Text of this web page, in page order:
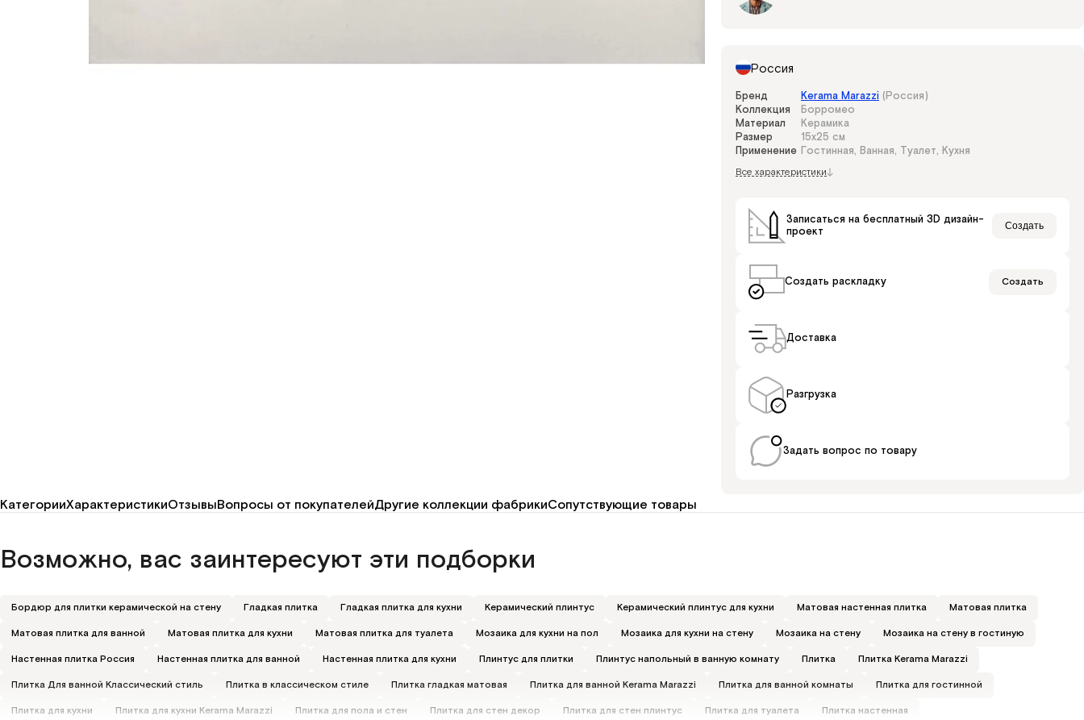
Россия
Бренд Kerama Marazzi (Россия)
Коллекция
Борромео
Материал
Керамика
Размер
15x25 см
Применение Гостинная, Ванная, Туалет, Кухня
Все характеристики
Записаться на бесплатный 3D дизайн-
проект
Создать
Создать раскладку Создать
Доставка
Разгрузка
Задать вопрос по товару
КатегорииХарактеристикиОтзывыВопросы от покупателейДругие коллекции фабрикиСопутствующие товары
Возможно, вас заинтересуют эти подборки
Бордюр для плитки керамической на стену Гладкая плитка Гладкая плитка для кухни Керамический плинтус Керамический плинтус для кухни Матовая настенная плитка Матовая плитка
Матовая плитка для ванной Матовая плитка для кухни Матовая плитка для туалета Мозаика для кухни на пол Мозаика для кухни на стену Мозаика на стену Мозаика на стену в гостиную
Настенная плитка Россия Настенная плитка для ванной Настенная плитка для кухни Плинтус для плитки Плинтус напольный в ванную комнату Плитка Плитка Kerama Marazzi
Плитка Для ванной Классический стиль Плитка в классическом стиле Плитка гладкая матовая Плитка для ванной Kerama Marazzi Плитка для ванной комнаты Плитка для гостинной
Плитка для кухни Плитка для кухни Kerama Marazzi Плитка для пола и стен Плитка для стен декор Плитка для стен плинтус Плитка для туалета Плитка настенная